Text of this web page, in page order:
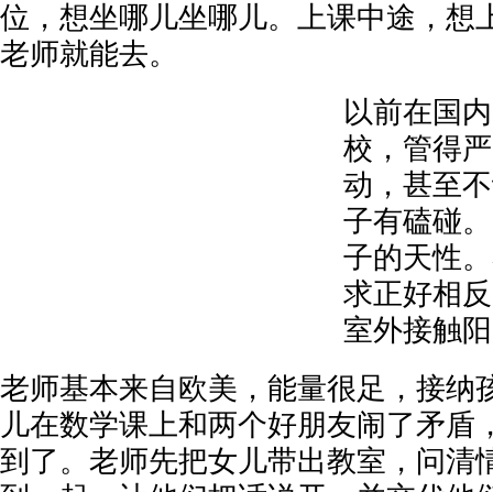
位，想坐哪儿坐哪儿。上课中途，想
老师就能去。
以前在国
校，管得
动，甚至
子有磕碰
子的天性
求正好相
室外接触
老师基本来自欧美，能量很足，接纳
儿在数学课上和两个好朋友闹了矛盾
到了。老师先把女儿带出教室，问清